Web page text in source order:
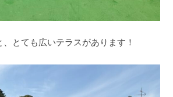
とても広いテラスがあります！